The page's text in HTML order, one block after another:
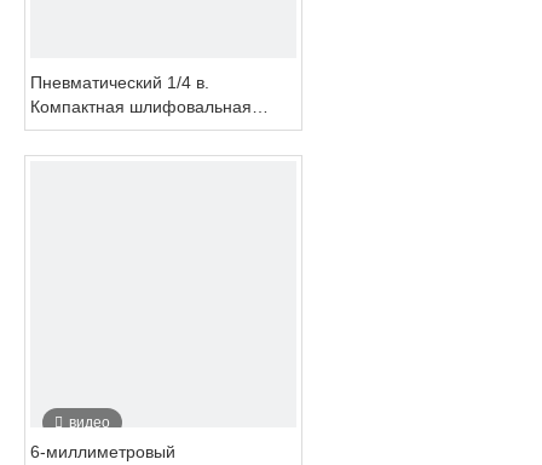
Пневматический 1/4 в.
Компактная шлифовальная
мешка
видео
6-миллиметровый